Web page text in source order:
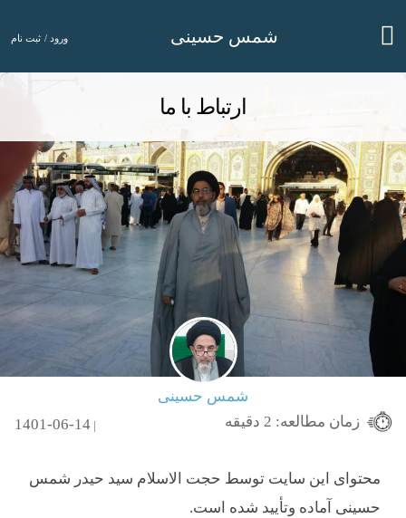
ورود / ثبت نام شمس حسینی
ارتباط با ما
شمس حسینی
زمان مطالعه: 2 دقیقه
1401-06-14
محتوای این سایت توسط حجت الاسلام سید حیدر شمس
حسینی آماده وتأیید شده است.